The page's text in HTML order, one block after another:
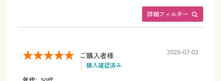
詳細フィルター
ご購入者様
購入確認済み
2026-07-02